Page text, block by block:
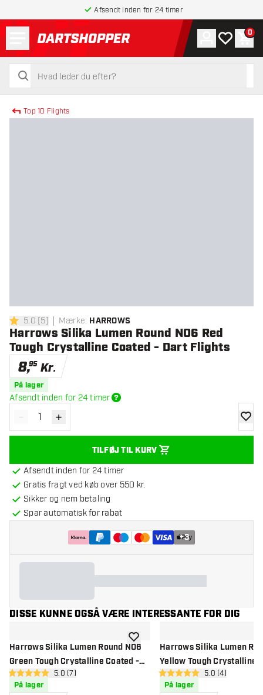
Afsendt inden for 24 timer
tilbage til forsiden
søg
søg
Konto
Min 0
Top 10 Flights
5 bedømmelsesstjerner
5.0 [5] Mærke: HARROWS
Harrows Silika Lumen Round NO6 Red
Tough Crystalline Coated - Dart Flights
8,95 Kr.
På lager
Afsendt inden for 24 timer
Reducér antal
- Øg antal
+
TILFØJ TIL KURV
Afsendt inden for 24 timer
Gratis fragt ved køb over 550 kr.
Sikker og nem betaling
Spar automatisk for rabat
+3
DISSE KUNNE OGSÅ VÆRE INTERESSANTE FOR DIG
Harrows Silika Lumen Round NO6
Green Tough Crystalline Coated -
Dart Flightsåbn anmeldelsespanel
5 bedømmelsesstjerner
5.0 (7)
På lager
tilføje til ønskeliste
Harrows Silika Lumen
Yellow Tough Crystalline
Dart Flights
åbn
5 bedømmelsesstjerner
5.0 (4)
På lager